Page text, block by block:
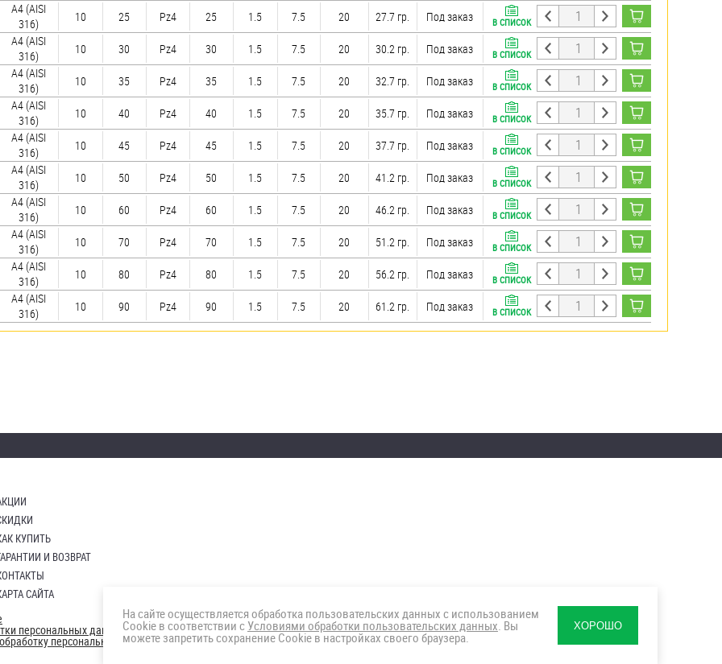
A4 (AISI
316)
10 25 Pz4 25 1.5 7.5 20 27.7 гр. Под заказ В СПИСОК
A4 (AISI
316)
10 30 Pz4 30 1.5 7.5 20 30.2 гр. Под заказ В СПИСОК
A4 (AISI
316)
10 35 Pz4 35 1.5 7.5 20 32.7 гр. Под заказ В СПИСОК
A4 (AISI
316)
10 40 Pz4 40 1.5 7.5 20 35.7 гр. Под заказ В СПИСОК
A4 (AISI
316)
10 45 Pz4 45 1.5 7.5 20 37.7 гр. Под заказ В СПИСОК
A4 (AISI
316)
10 50 Pz4 50 1.5 7.5 20 41.2 гр. Под заказ В СПИСОК
A4 (AISI
316)
10 60 Pz4 60 1.5 7.5 20 46.2 гр. Под заказ В СПИСОК
A4 (AISI
316)
10 70 Pz4 70 1.5 7.5 20 51.2 гр. Под заказ В СПИСОК
A4 (AISI
316)
10 80 Pz4 80 1.5 7.5 20 56.2 гр. Под заказ В СПИСОК
A4 (AISI
316)
10 90 Pz4 90 1.5 7.5 20 61.2 гр. Под заказ В СПИСОК
КУПИТЬ
И ВОЗВРАТ
САЙТА
персональных данных
персональных данны
На сайте осуществляется обработка пользовательских данных с использованием
Cookie в соответствии с Условиями обработки пользовательских данных . Вы
можете запретить сохранение Cookie в настройках своего браузера.
ХОРОШО